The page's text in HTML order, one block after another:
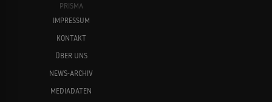
PRISMA
IMPRESSUM
KONTAKT
ÜBER UNS
NEWS-ARCHIV
MEDIADATEN